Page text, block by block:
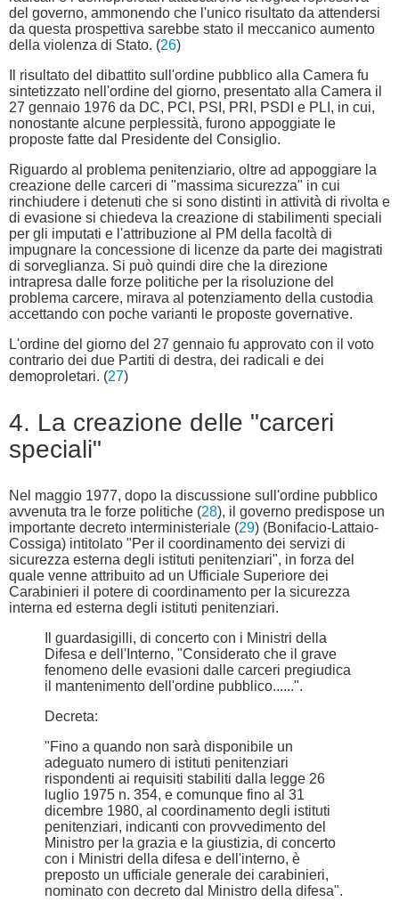
del governo, ammonendo che l'unico risultato da attendersi
da questa prospettiva sarebbe stato il meccanico aumento
della violenza di Stato. (26)
Il risultato del dibattito sull'ordine pubblico alla Camera fu
sintetizzato nell'ordine del giorno, presentato alla Camera il
27 gennaio 1976 da DC, PCI, PSI, PRI, PSDI e PLI, in cui,
nonostante alcune perplessità, furono appoggiate le
proposte fatte dal Presidente del Consiglio.
Riguardo al problema penitenziario, oltre ad appoggiare la
creazione delle carceri di "massima sicurezza" in cui
rinchiudere i detenuti che si sono distinti in attività di rivolta e
di evasione si chiedeva la creazione di stabilimenti speciali
per gli imputati e l'attribuzione al PM della facoltà di
impugnare la concessione di licenze da parte dei magistrati
di sorveglianza. Si può quindi dire che la direzione
intrapresa dalle forze politiche per la risoluzione del
problema carcere, mirava al potenziamento della custodia
accettando con poche varianti le proposte governative.
L'ordine del giorno del 27 gennaio fu approvato con il voto
contrario dei due Partiti di destra, dei radicali e dei
demoproletari. (27)
4. La creazione delle "carceri
speciali"
Nel maggio 1977, dopo la discussione sull'ordine pubblico
avvenuta tra le forze politiche (28), il governo predispose un
importante decreto interministeriale (29) (Bonifacio-Lattaio-
Cossiga) intitolato "Per il coordinamento dei servizi di
sicurezza esterna degli istituti penitenziari", in forza del
quale venne attribuito ad un Ufficiale Superiore dei
Carabinieri il potere di coordinamento per la sicurezza
interna ed esterna degli istituti penitenziari.
Il guardasigilli, di concerto con i Ministri della
Difesa e dell'Interno, "Considerato che il grave
fenomeno delle evasioni dalle carceri pregiudica
il mantenimento dell'ordine pubblico......".
Decreta:
"Fino a quando non sarà disponibile un
adeguato numero di istituti penitenziari
rispondenti ai requisiti stabiliti dalla legge 26
luglio 1975 n. 354, e comunque fino al 31
dicembre 1980, al coordinamento degli istituti
penitenziari, indicanti con provvedimento del
Ministro per la grazia e la giustizia, di concerto
con i Ministri della difesa e dell'interno, è
preposto un ufficiale generale dei carabinieri,
nominato con decreto dal Ministro della difesa".